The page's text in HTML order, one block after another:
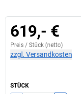
619,- €
Preis / Stück (netto)
zzgl. Versandkosten
STÜCK